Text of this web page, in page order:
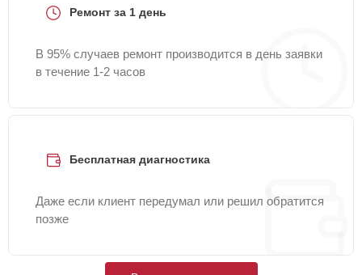
Ремонт за 1 день
В 95% случаев ремонт производится в день заявки
в течение 1-2 часов
Бесплатная диагностика
Даже если клиент передумал или решил обратится
позже